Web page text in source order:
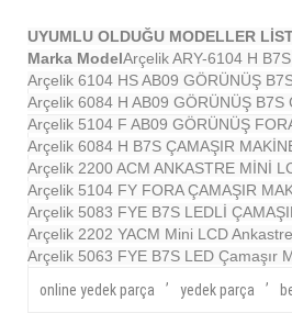
UYUMLU OLDUĞU MODELLER
Marka ModelArçelik ARY-6104 H
Arçelik 6104 HS AB09 GÖRÜNÜŞ
Arçelik 6084 H AB09 GÖRÜNÜŞ
Arçelik 5104 F AB09 GÖRÜNÜŞ
Arçelik 6084 H B7S ÇAMAŞIR
Arçelik 2200 ACM ANKASTRE MİNİ
Arçelik 5104 FY FORA ÇAMAŞIR
Arçelik 5083 FYE B7S LEDLİ
Arçelik 2202 YACM Mini LCD
Arçelik 5063 FYE B7S LED Çamaşır
online yedek parça
,
yedek parça
,